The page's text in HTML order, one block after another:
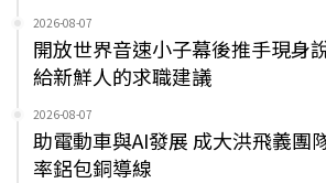
2026-08-07
開放世界音速小子幕後推手現身
給新鮮人的求職建議
2026-08-07
助電動車與AI發展 成大洪飛義團
率鋁包銅導線